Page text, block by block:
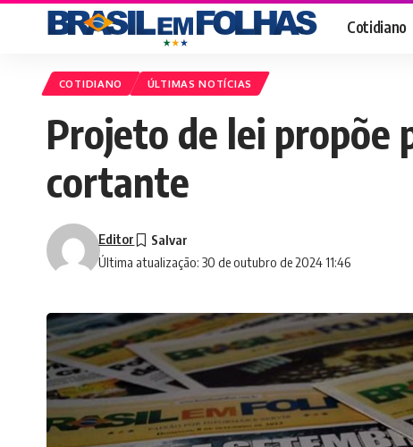
Cotidiano
COTIDIANO ÚLTIMAS NOTÍCIAS
Projeto de lei propõe
cortante
Última atualização: 30 de outubro de 2024 11:46
Editor